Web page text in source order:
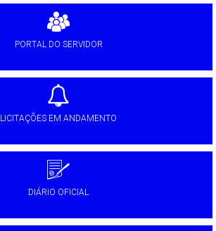
PORTAL DO SERVIDOR
LICITAÇÕES EM ANDAMENTO
DIÁRIO OFICIAL